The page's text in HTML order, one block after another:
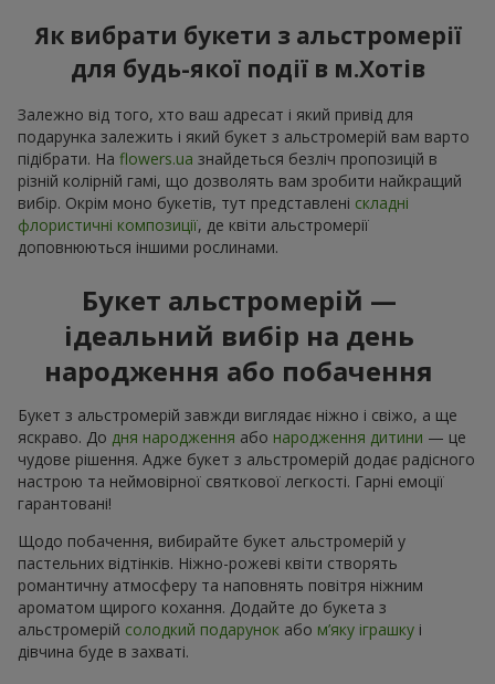
Як вибрати букети з альстромерії
для будь-якої події в м.Хотів
Залежно від того, хто ваш адресат і який привід для
подарунка залежить і який букет з альстромерій вам варто
підібрати. На flowers.ua знайдеться безліч пропозицій в
різній колірній гамі, що дозволять вам зробити найкращий
вибір. Окрім моно букетів, тут представлені складні
флористичні композиції, де квіти альстромерії
доповнюються іншими рослинами.
Букет альстромерій —
ідеальний вибір на день
народження або побачення
Букет з альстромерій завжди виглядає ніжно і свіжо, а ще
яскраво. До дня народження або народження дитини — це
чудове рішення. Адже букет з альстромерій додає радісного
настрою та неймовірної святкової легкості. Гарні емоції
гарантовані!
Щодо побачення, вибирайте букет альстромерій у
пастельних відтінків. Ніжно-рожеві квіти створять
романтичну атмосферу та наповнять повітря ніжним
ароматом щирого кохання. Додайте до букета з
альстромерій солодкий подарунок або м’яку іграшку і
дівчина буде в захваті.